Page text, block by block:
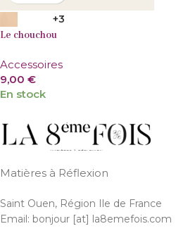
+3
Le chouchou
Accessoires
9,00 €
En stock
Matières à Réflexion
Saint Ouen, Région Ile de France
Email: bonjour [at] la8emefois.com